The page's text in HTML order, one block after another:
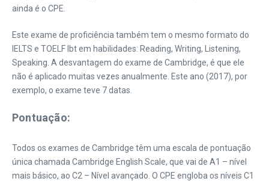
ainda é o CPE.
Este exame de proficiência também tem o mesmo formato do
IELTS e TOELF Ibt em habilidades: Reading, Writing, Listening,
Speaking. A desvantagem do exame de Cambridge, é que ele
não é aplicado muitas vezes anualmente. Este ano (2017), por
exemplo, o exame teve 7 datas.
Pontuação:
Todos os exames de Cambridge têm uma escala de pontuação
única chamada Cambridge English Scale, que vai de A1 – nível
mais básico, ao C2 – Nível avançado. O CPE engloba os níveis C1